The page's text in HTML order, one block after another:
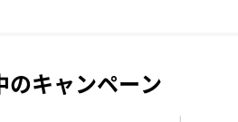
のキャンペーン